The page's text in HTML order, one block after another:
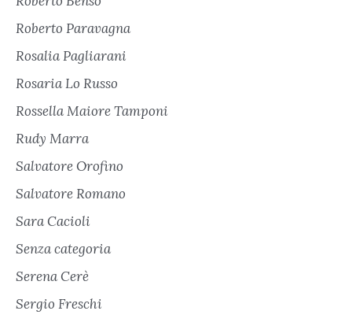
Roberto Paravagna
Rosalia Pagliarani
Rosaria Lo Russo
Rossella Maiore Tamponi
Rudy Marra
Salvatore Orofino
Salvatore Romano
Sara Cacioli
Senza categoria
Serena Cerè
Sergio Freschi